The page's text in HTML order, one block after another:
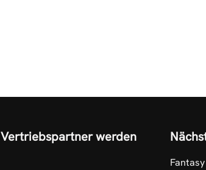
Vertriebspartner werden